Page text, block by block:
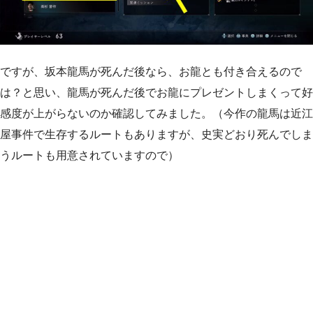
ですが、坂本龍馬が死んだ後なら、お龍とも付き合えるので
は？と思い、龍馬が死んだ後でお龍にプレゼントしまくって好
感度が上がらないのか確認してみました。（今作の龍馬は近江
屋事件で生存するルートもありますが、史実どおり死んでしま
うルートも用意されていますので）